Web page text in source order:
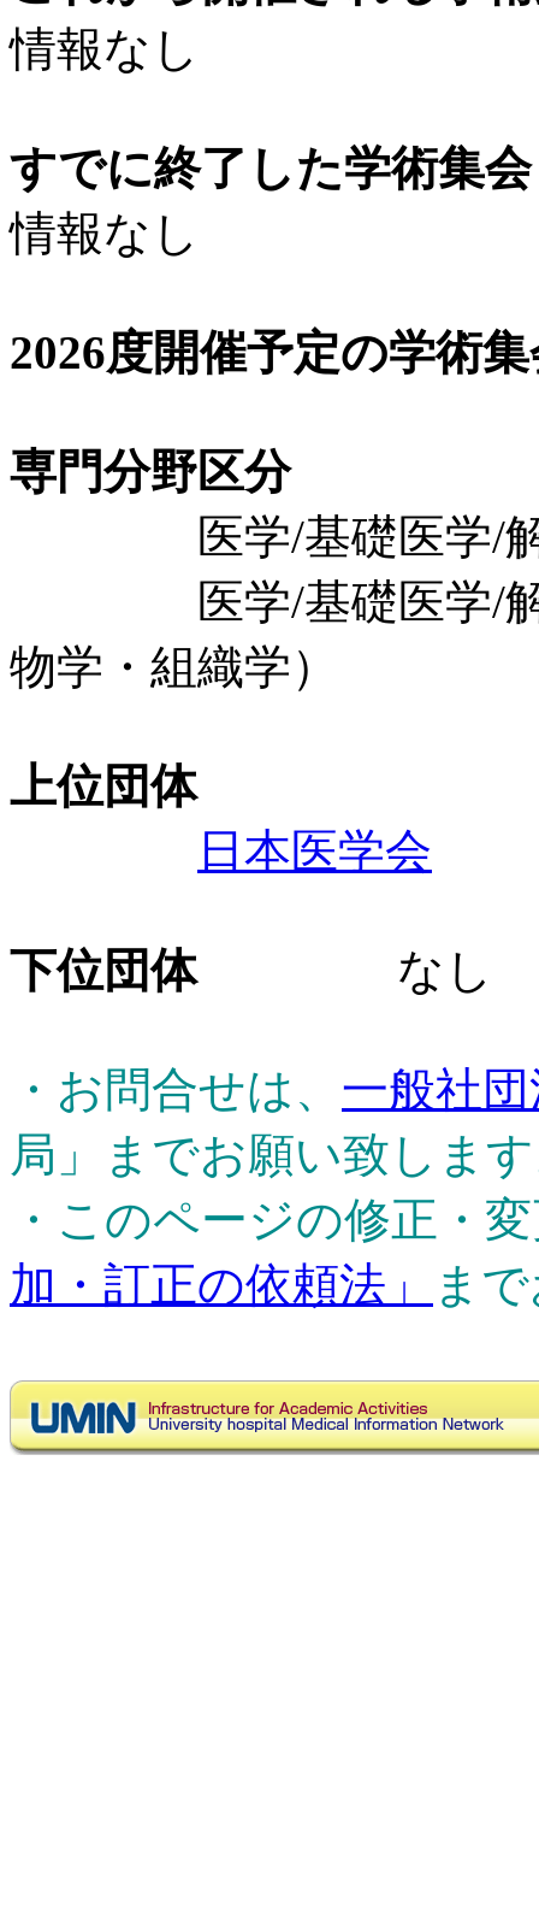
情報なし
すでに終了した学術集
情報なし
2026度開催予定の学術
専門分野区分
医学/基礎医学/解
医学/基礎医学/解剖
物学・組織学）
上位団体
日本医学会
下位団体なし
・お問合せは、 一般社
局」までお願い致しま
・このページの修正・
加・訂正の依頼法」
ま